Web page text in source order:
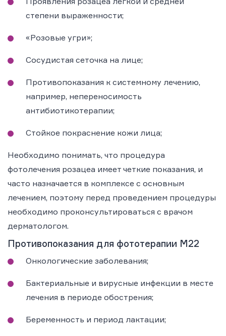
степени выраженности;
«Розовые угри»;
Сосудистая сеточка на лице;
Противопоказания к системному лечению,
например, непереносимость
антибиотикотерапии;
Стойкое покраснение кожи лица;
Необходимо понимать, что процедура
фотолечения розацеа имеет четкие показания, и
часто назначается в комплексе с основным
лечением, поэтому перед проведением процедуры
необходимо проконсультироваться с врачом
дерматологом.
Противопоказания для фототерапии М22
Онкологические заболевания;
Бактериальные и вирусные инфекции в месте
лечения в периоде обострения;
Беременность и период лактации;